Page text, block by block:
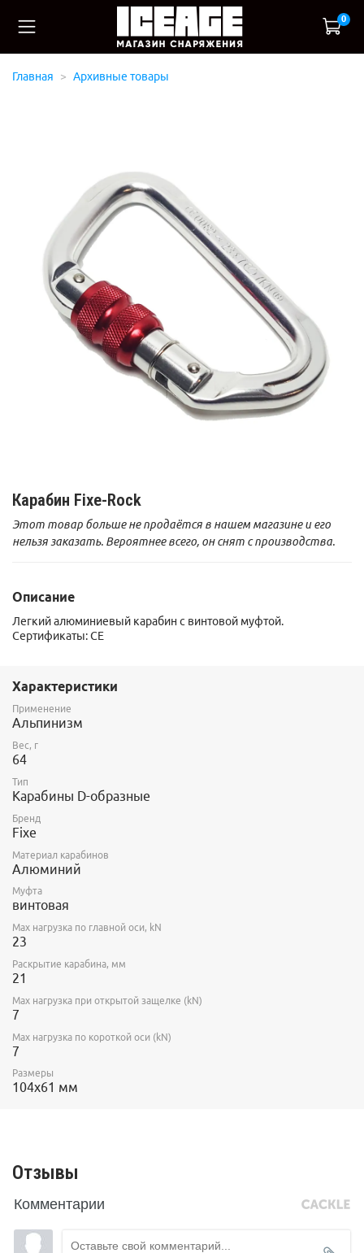
0
Главная Архивные товары
Карабин Fixe-Rock
Этот товар больше не продаётся в нашем магазине и его
нельзя заказать. Вероятнее всего, он снят с производства.
Описание
Легкий алюминиевый карабин с винтовой муфтой.
Сертификаты: CE
Характеристики
Применение
Альпинизм
Вес, г
64
Тип
Карабины D-образные
Бренд
Fixe
Материал карабинов
Алюминий
Муфта
винтовая
Max нагрузка по главной оси, kN
23
Раскрытие карабина, мм
21
Max нагрузка при открытой защелке (kN)
7
Max нагрузка по короткой оси (kN)
7
Размеры
104х61 мм
Отзывы
Комментарии